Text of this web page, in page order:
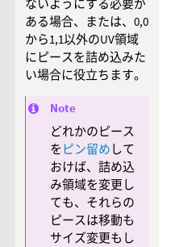
ないようにする必要が
ある場合、または、0,0
から1,1以外のUV領域
にピースを詰め込みた
い場合に役立ちます。
Note
どれかのピース
を ピン留め して
おけば、詰め込
み領域を変更し
ても、それらの
ピースは移動も
サイズ変更もし